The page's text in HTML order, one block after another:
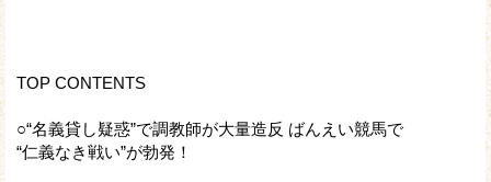
TOP CONTENTS
○“名義貸し疑惑”で調教師が大量造反 ばんえい競馬で
“仁義なき戦い”が勃発！